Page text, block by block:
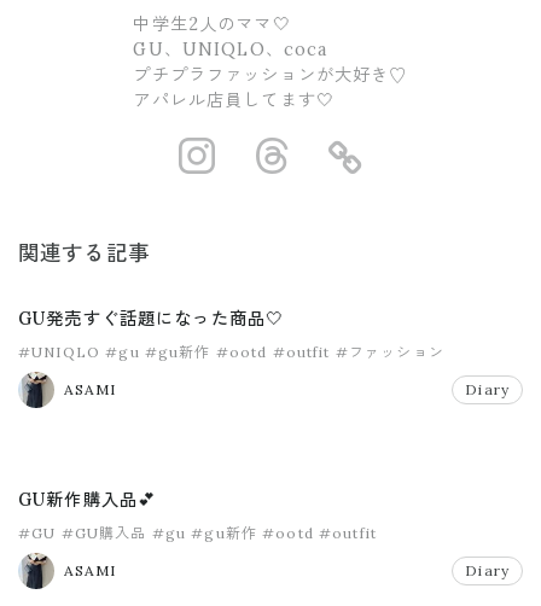
中学生2人のママ🤍
GU、UNIQLO、coca
プチプラファッションが大好き♡
アパレル店員してます🤍
https://https://
関連する記事
GU発売すぐ話題になった商品🤍
#UNIQLO #gu #gu新作 #ootd #outfit #ファッション
ASAMI Diary
GU新作購入品💕
#GU #GU購入品 #gu #gu新作 #ootd #outfit
ASAMI Diary